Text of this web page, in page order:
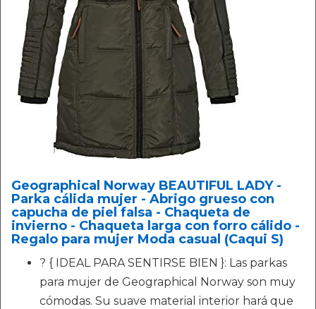
Geographical Norway BEAUTIFUL LADY -
Parka cálida mujer - Abrigo grueso con
capucha de piel falsa - Chaqueta de
invierno - Chaqueta larga con forro cálido -
Regalo para mujer Moda casual (Caqui S)
? { IDEAL PARA SENTIRSE BIEN }: Las parkas
para mujer de Geographical Norway son muy
cómodas. Su suave material interior hará que